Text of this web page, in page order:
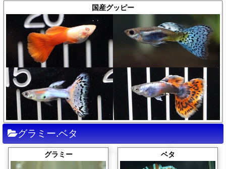
国産グッピー
グラミー.ベタ
グラミー ベタ